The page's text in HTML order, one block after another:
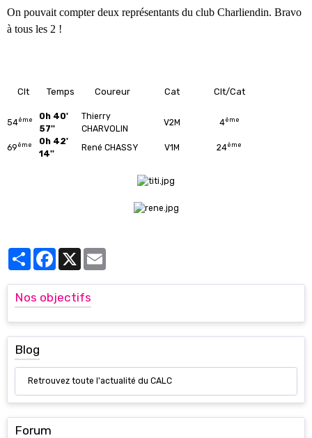
On pouvait compter deux représentants du club Charliendin. Bravo
à tous les 2 !
Clt Temps Coureur Cat Clt/Cat
54ème
0h 40'
57''
Thierry
CHARVOLIN
V2M 4ème
69ème
0h 42'
14''
René CHASSY V1M 24ème
PartagerFacebook
X
Nos objectifs
Blog
Retrouvez toute l'actualité du CALC
Forum